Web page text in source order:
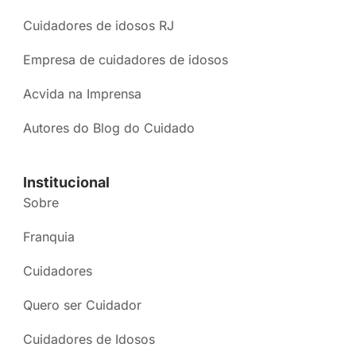
Cuidadores de idosos RJ
Empresa de cuidadores de idosos
Acvida na Imprensa
Autores do Blog do Cuidado
Institucional
Sobre
Franquia
Cuidadores
Quero ser Cuidador
Cuidadores de Idosos